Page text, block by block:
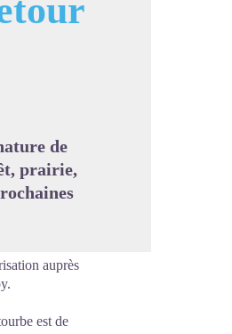
de
prairie,
auprès
est de